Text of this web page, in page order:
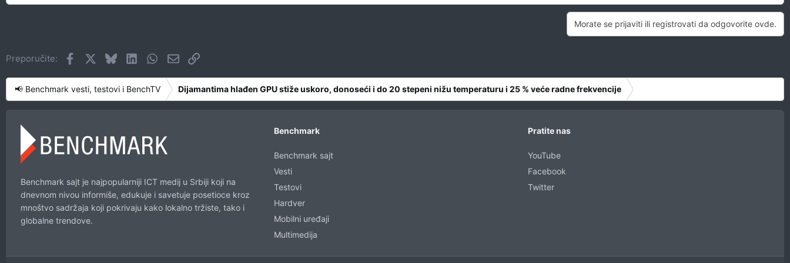
Morate se prijaviti ili registrovati da odgovorite ovde.
Preporučite: FacebookBlueskyLinkedInWhatsApp
ImejlLink
📢 Benchmark vesti, testovi i BenchTV Dijamantima hlađen GPU stiže uskoro, donoseći i do 20 stepeni nižu temperaturu i 25 % veće radne frekvencije
Benchmark sajt je najpopularniji ICT medij u Srbiji koji na
dnevnom nivou informiše, edukuje i savetuje posetioce kroz
mnoštvo sadržaja koji pokrivaju kako lokalno tržiste, tako i
globalne trendove.
Benchmark
Benchmark sajt
Vesti
Testovi
Hardver
Mobilni uređaji
Multimedija
Pratite nas
YouTube
Facebook
Twitter